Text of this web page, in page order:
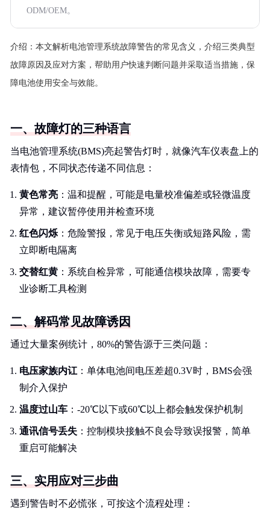
ODM/OEM。
介绍： 本文解析电池管理系统故障警告的常见含义，介绍三类典型
故障原因及应对方案，帮助用户快速判断问题并采取适当措施，保
障电池使用安全与效能。
一、故障灯的三种语言
当电池管理系统(BMS)亮起警告灯时，就像汽车仪表盘上的
表情包，不同状态传递不同信息：
黄色常亮 ：温和提醒，可能是电量校准偏差或轻微温度
异常，建议暂停使用并检查环境
红色闪烁 ：危险警报，常见于电压失衡或短路风险，需
立即断电隔离
交替红黄 ：系统自检异常，可能通信模块故障，需要专
业诊断工具检测
二、解码常见故障诱因
通过大量案例统计，80%的警告源于三类问题：
电压家族内讧 ：单体电池间电压差超0.3V时，BMS会强
制介入保护
温度过山车 ：-20℃以下或60℃以上都会触发保护机制
通讯信号丢失 ：控制模块接触不良会导致误报警，简单
重启可能解决
三、实用应对三步曲
遇到警告时不必慌张，可按这个流程处理：